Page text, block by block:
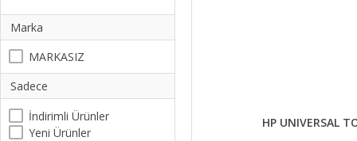
Marka
MARKASIZ
Sadece
İndirimli Ürünler
Yeni Ürünler
HP UNIVERSAL